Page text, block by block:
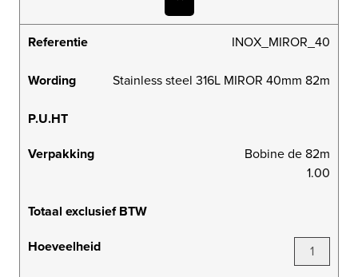
Referentie INOX_MIROR_40
Wording Stainless steel 316L MIROR 40mm 82m
P.U.HT
Verpakking
Bobine de 82m
1.00
Totaal exclusief BTW
Hoeveelheid